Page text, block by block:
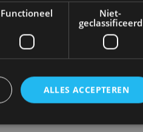
Functioneel
Niet-
geclassificeerd
ALLES ACCEPTEREN